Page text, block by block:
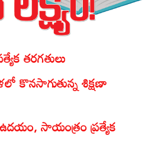
తరగతులు
కొనసాగుతున్న శిక్షణా
సాయంత్రం ప్రత్యేక